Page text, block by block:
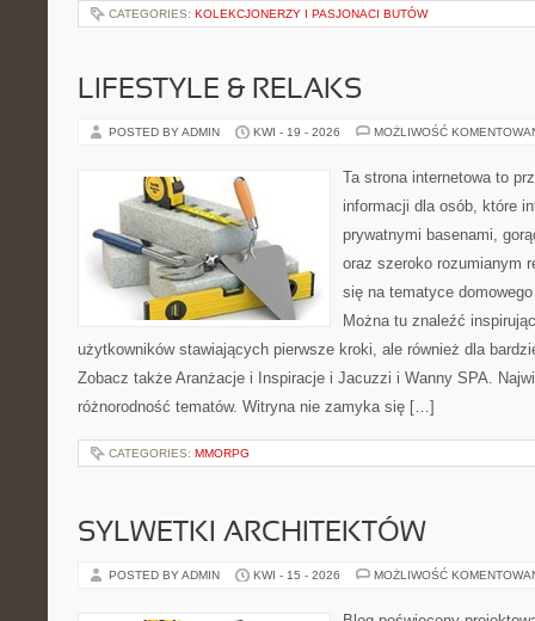
CATEGORIES: KOLEKCJONERZY I PASJONACI BUTÓW
LIFESTYLE & RELAKS
POSTED BY ADMIN KWI - 19 - 2026 MOŻLIWOŚĆ
Ta strona internetowa to
informacji dla osób, które
prywatnymi basenami,
oraz szeroko rozumianym
się na tematyce
Można tu znaleźć
użytkowników stawiających pierwsze kroki, ale również dla
Zobacz także Aranżacje i Inspiracje i Jacuzzi i Wanny SPA.
różnorodność tematów. Witryna nie zamyka się […]
CATEGORIES: MMORPG
SYLWETKI ARCHITEKTÓW
POSTED BY ADMIN KWI - 15 - 2026 MOŻLIWOŚĆ